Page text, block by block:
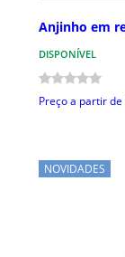
Anjinho em
DISPONÍVEL
Preço a partir de
NOVIDADES